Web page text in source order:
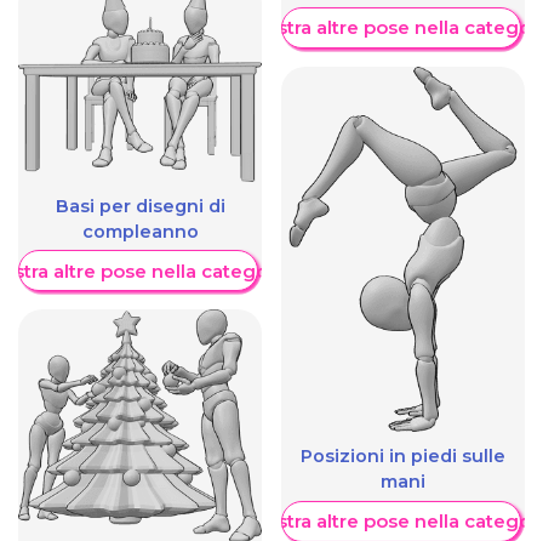
Basi per disegni di
compleanno
altre pose nella categoria
Mostra altre pose nella
Posizioni in piedi sulle
mani
Mostra altre pose nella